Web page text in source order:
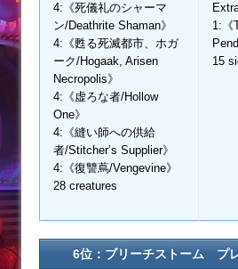
4:《死儀礼のシャーマ
ン/Deathrite Shaman》
4:《甦る死滅都市、ホガ
ーク/Hogaak, Arisen
Necropolis》
4:《虚ろな者/Hollow
One》
4:《縫い師への供給
者/Stitcher’s Supplier》
4:《復讐蔦/Vengevine》
28 creatures
1:《
15
6位：ブリーチストーム プ